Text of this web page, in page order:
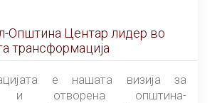
Општина Центар лидер во
трансформација
е нашата визија за
и отворена општина-